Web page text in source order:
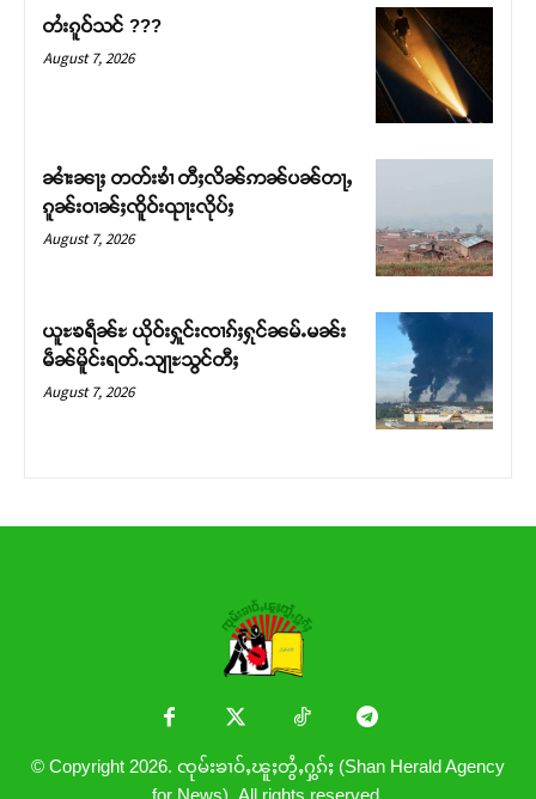
တႆးၵူဝ်သင် ???
August 7, 2026
ၼၢႆးၼႃႈ တတ်းၶၢႆ တီႈလိၼ်ဢၼ်ပၼ်တႃႇ
ၵူၼ်းဝၢၼ်ႈၸိူဝ်းၺႃးလိုပ်ႈ
August 7, 2026
ယူႊၶရဵၼ်ႊ ယိုဝ်းႁူင်းၸၢၵ်ႈႁုင်ၼမ်ႉမၼ်း
မဵၼ်မိူင်းရတ်ႉသျႃႊသွင်တီႈ
August 7, 2026
© Copyright 2026. ၸုမ်းၶၢဝ်ႇၽူႈတွႆႇႁွၵ်ႈ (Shan Herald Agency
for News). All rights reserved.